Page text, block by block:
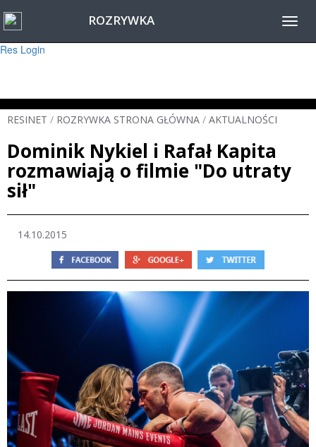
Warning
: session_start(): Failed to read session data: user (path: ) in
Res Login
ROZRYWKA
RESINET / ROZRYWKA STRONA GŁÓWNA / AKTUALNOŚCI
Dominik Nykiel i Rafał Kapita
rozmawiają o filmie "Do utraty
sił"
14.10.2015